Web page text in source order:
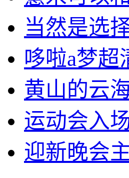
当然是选
哆啦a梦超
黄山的云
运动会入
迎新晚会